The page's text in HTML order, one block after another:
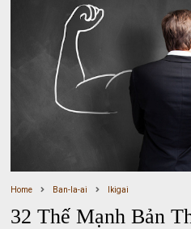
Home Ban-la-ai Ikigai
32 Thế Mạnh Bản